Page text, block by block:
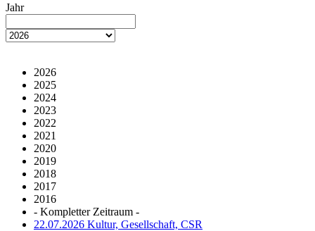
Jahr
2026
2025
2024
2023
2022
2021
2020
2019
2018
2017
2016
- Kompletter Zeitraum -
22.07.2026 Kultur, Gesellschaft, CSR